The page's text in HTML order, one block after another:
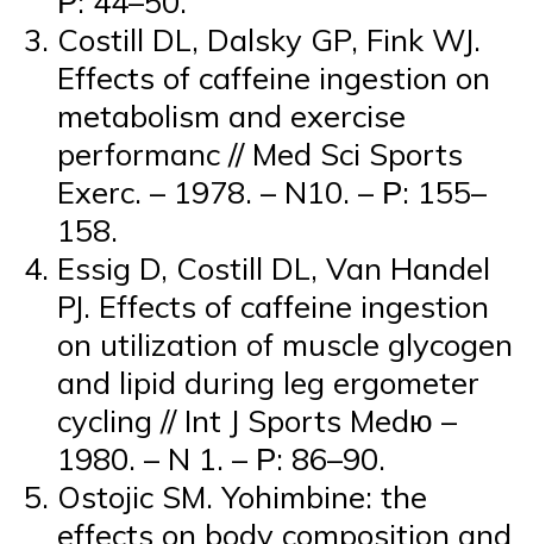
Costill DL, Dalsky GP, Fink WJ.
Effects of caffeine ingestion on
metabolism and exercise
performanc // Med Sci Sports
Exerc. – 1978. – N10. – Р: 155–
158.
Essig D, Costill DL, Van Handel
PJ. Effects of caffeine ingestion
on utilization of muscle glycogen
and lipid during leg ergometer
cycling // Int J Sports Medю –
1980. – N 1. – Р: 86–90.
Ostojic SM. Yohimbine: the
effects on body composition and